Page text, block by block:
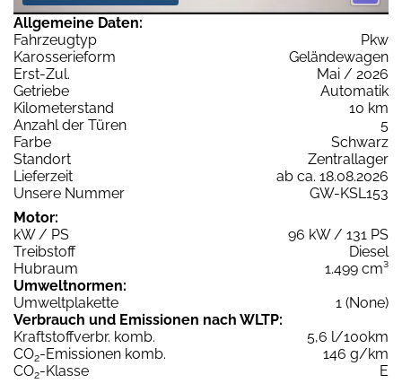
Allgemeine Daten:
Fahrzeugtyp
Pkw
Karosserieform
Geländewagen
Erst-Zul.
Mai / 2026
Getriebe
Automatik
Kilometerstand
10 km
Anzahl der Türen
5
Farbe
Schwarz
Standort
Zentrallager
Lieferzeit
ab ca. 18.08.2026
Unsere Nummer
GW-KSL153
Motor:
kW / PS
96 kW / 131 PS
Treibstoff
Diesel
Hubraum
1.499 cm³
Umweltnormen:
Umweltplakette
1 (None)
Verbrauch und Emissionen nach WLTP:
Kraftstoffverbr. komb.
5,6 l/100km
CO2-Emissionen komb.
146 g/km
CO2-Klasse
E